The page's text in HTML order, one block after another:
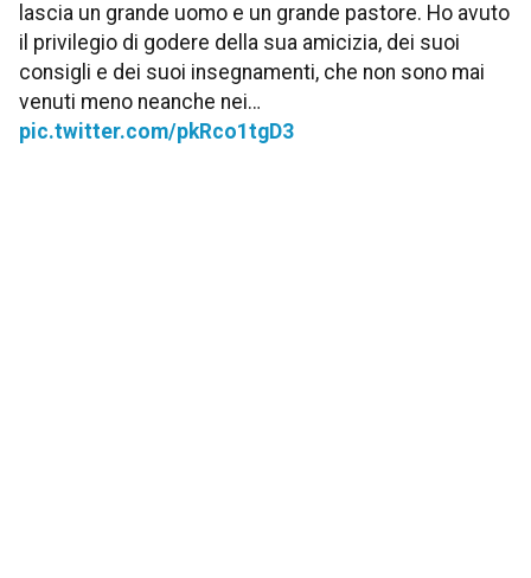
lascia un grande uomo e un grande pastore. Ho avuto
il privilegio di godere della sua amicizia, dei suoi
consigli e dei suoi insegnamenti, che non sono mai
venuti meno neanche nei…
pic.twitter.com/pkRco1tgD3